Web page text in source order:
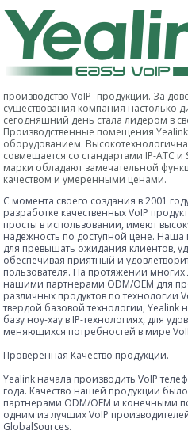
производство VоIP- продукции. За
существования компания настолько
сегодняшний день стала лидером в
Производственные помещения
оборудованием.
совмещается со стандартами IP-АТС
марки обладают замечательной
качеством и умеренными ценами.
С момента своего создания в 2001
разработке качественных VoIP
просты в использовании, имеют
надежность по доступной цене. Наша
для превышать ожидания клиентов,
обеспечивая приятный и
пользователя. На протяжении
нашими партнерами ODM/OEM для
различных продуктов по технологии
твердой базовой технологии,
базу ноу-хау в IP-технологиях, для
меняющихся потребностей в мире
Проверенная Качество продукции.
Yealink начала производить VoIP
года. Качество нашей продукции
партнерами ODM/OEM и конечными
одним из лучших VoIP
GlobalSources.